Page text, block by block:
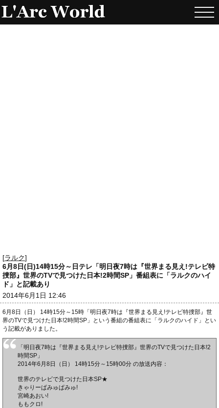
[ラルク]
6月8日(日)14時15分～日テレ「明日夜7時は『世界まる見え!テレビ特
捜部』世界のTVで見つけた日本!2時間SP」番組表に「ラルクのハイ
ド」と記載あり
2014年6月1日 12:46
6月8日（日） 14時15分～15時「明日夜7時は『世界まる見え!テレビ特捜部』世
界のTVで見つけた日本!2時間SP」という番組の番組表に「ラルクのハイド」とい
う記載がありました。
「明日夜7時は『世界まる見え!テレビ特捜部』世界のTVで見つけた日本!2
時間SP」
2014年6月8日（日） 14時15分～15時00分 の放送内容：
世界のテレビで見つけた日本SP★
きゃりーぱみゅぱみゅ!
宮崎あおい!
ももクロ!